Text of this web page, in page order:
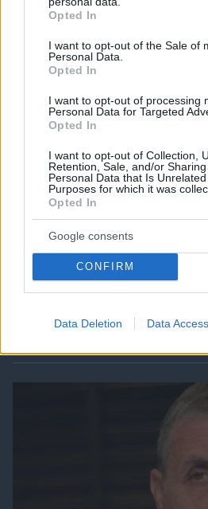
grant or deny consent to Google
use your data for below specified
consent section.
Opted In
I want to opt-out of the Sale of
Personal Data.
Opted In
I want to opt-out of processing
Personal Data for Targeted
Opted In
I want to opt-out of Collection,
Retention, Sale, and/or
Personal Data that Is
Purposes for which it was
Opted In
Google consents
CONFIRM
Data Deletion Data Access
διάβασε τον Ιπποκρατικό